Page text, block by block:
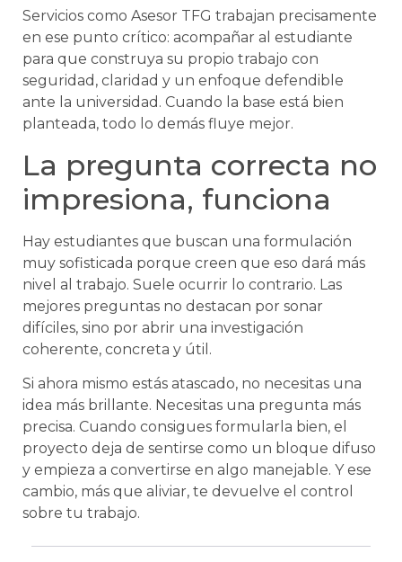
Servicios como Asesor TFG trabajan precisamente
en ese punto crítico: acompañar al estudiante
para que construya su propio trabajo con
seguridad, claridad y un enfoque defendible
ante la universidad. Cuando la base está bien
planteada, todo lo demás fluye mejor.
La pregunta correcta no
impresiona, funciona
Hay estudiantes que buscan una formulación
muy sofisticada porque creen que eso dará más
nivel al trabajo. Suele ocurrir lo contrario. Las
mejores preguntas no destacan por sonar
difíciles, sino por abrir una investigación
coherente, concreta y útil.
Si ahora mismo estás atascado, no necesitas una
idea más brillante. Necesitas una pregunta más
precisa. Cuando consigues formularla bien, el
proyecto deja de sentirse como un bloque difuso
y empieza a convertirse en algo manejable. Y ese
cambio, más que aliviar, te devuelve el control
sobre tu trabajo.